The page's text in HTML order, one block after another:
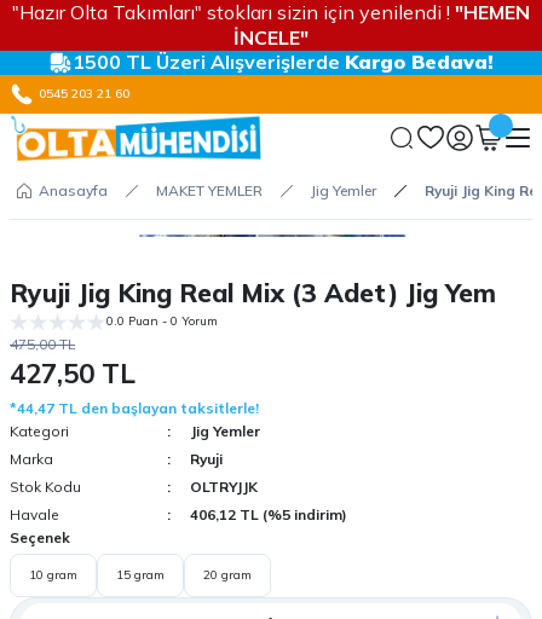
"Hazır Olta Takımları" stokları sizin için yenilendi ! "HEMEN
İNCELE"
1500 TL Üzeri Alışverişlerde Kargo Bedava!
0545 203 21 60
Anasayfa MAKET YEMLER Jig Yemler Ryuji Jig King
Ryuji Jig King Real Mix (3 Adet) Jig Yem
0.0 Puan - 0 Yorum
475,00 TL
427,50 TL
*44,47 TL den başlayan taksitlerle!
Kategori
Jig Yemler
Marka
Ryuji
Stok Kodu
OLTRYJJK
Havale
406,12 TL (%5 indirim)
Seçenek
10 gram 15 gram 20 gram